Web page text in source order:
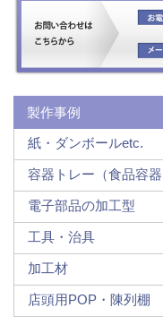
製作事例
紙・ダンボールetc.
容器トレー（食品容
電子部品の加工型
工具・治具
加工材
店頭用POP・陳列棚